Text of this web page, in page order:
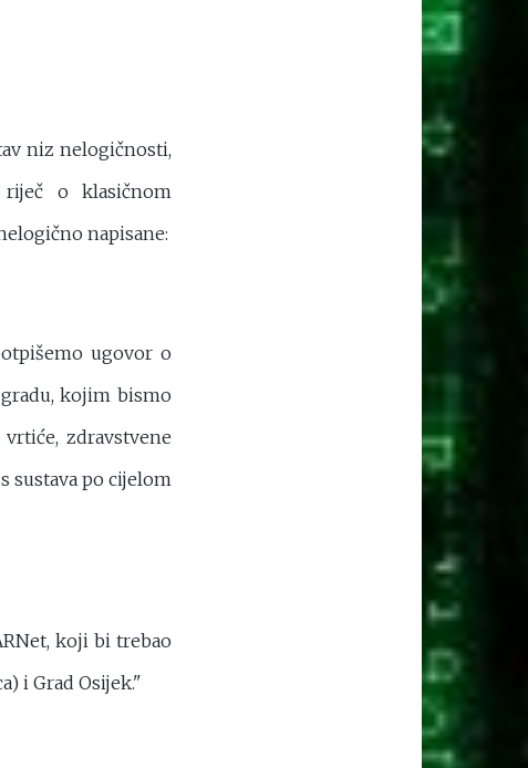
niz nelogičnosti,
o klasičnom
napisane:
ugovor o
kojim bismo
zdravstvene
sustava po cijelom
koji bi trebao
i Grad Osijek."